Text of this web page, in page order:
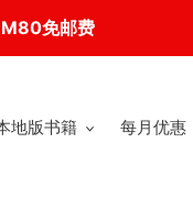
免邮费
地版书籍 每月优惠